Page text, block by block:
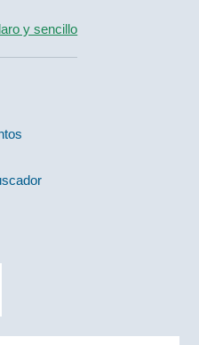
y sencillo